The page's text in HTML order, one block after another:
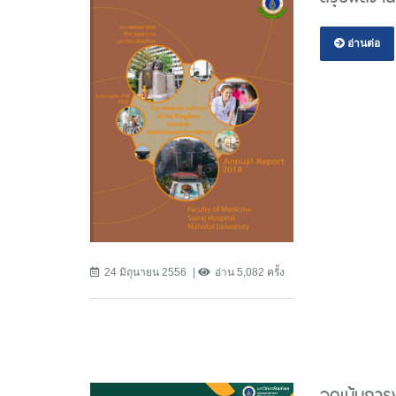
24 มิถุนายน 2556 อ่าน 5,082 ครั้ง
อ่านต่อ